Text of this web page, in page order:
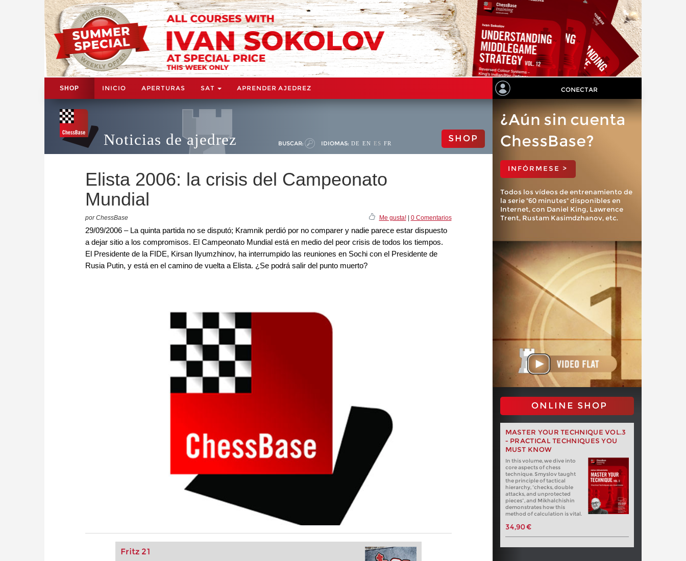
SHOP INICIO APERTURAS SAT APRENDER AJEDREZ CONECTAR
Noticias de ajedrez BUSCAR: IDIOMAS: DE EN ES FR SHOP
Elista 2006: la crisis del Campeonato
Mundial
por ChessBase Me gusta!| 0 Comentarios
29/09/2006 – La quinta partida no se disputó; Kramnik perdió por no comparer y nadie parece estar dispuesto
a dejar sitio a los compromisos. El Campeonato Mundial está en medio del peor crisis de todos los tiempos.
El Presidente de la FIDE, Kirsan Ilyumzhinov, ha interrumpido las reuniones en Sochi con el Presidente de
Rusia Putin, y está en el camino de vuelta a Elista. ¿Se podrá salir del punto muerto?
Fritz 21
¿Aún sin cuenta
ChessBase?
INFÓRMESE >
Todos los vídeos de entrenamiento de
la serie "60 minutes" disponibles en
Internet, con Daniel King, Lawrence
Trent, Rustam Kasimdzhanov, etc.
ONLINE SHOP
MASTER YOUR TECHNIQUE VOL.3
- PRACTICAL TECHNIQUES YOU
MUST KNOW
In this volume, we dive into
core aspects of chess
technique. Smyslov taught
the principle of tactical
hierarchy, “checks, double
attacks, and unprotected
pieces”, and Mikhalchishin
demonstrates how this
method of calculation is vital.
34,90 €